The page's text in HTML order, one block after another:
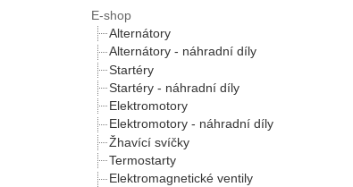
E-shop
Alternátory
Alternátory - náhradní díly
Startéry
Startéry - náhradní díly
Elektromotory
Elektromotory - náhradní díly
Žhavící svíčky
Termostarty
Elektromagnetické ventily